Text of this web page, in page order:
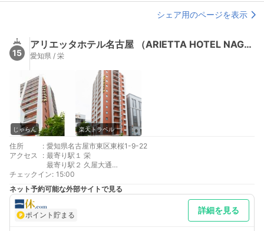
シェア用のページを表示
15
アリエッタホテル名古屋 （ARIETTA HOTEL NAGOYA）
愛知県 / 栄
じゃらん 楽天トラベル
住所 : 愛知県名古屋市東区東桜1-9-22
アクセス
: 最寄り駅１ 栄
最寄り駅２ 久屋大通
補足 車／名古屋高速東新町出口より右折より約1分（ＮＨＫ名古
屋放送局前）※提携駐車場なし/近隣のコインパーキングをご利用
ください。
チェックイン: 15:00
ネット予約可能な外部サイトで見る
ポイント貯まる 詳細を見る